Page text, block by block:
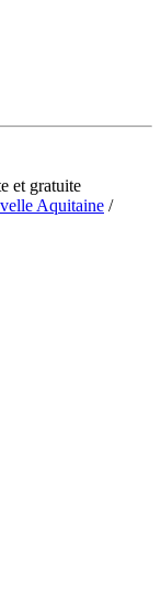
et gratuite
Aquitaine /